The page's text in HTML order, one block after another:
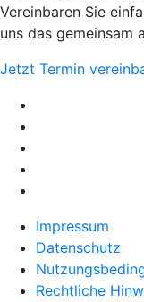
Vereinbaren Sie
uns das gemeinsam
Jetzt Termin
Impressum
Datenschutz
Rechtliche